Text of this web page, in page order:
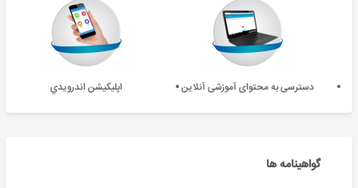
دسترسی به محتوای آموزشی آنلاین اپليکيشن اندرويدي
گواهینامه ها